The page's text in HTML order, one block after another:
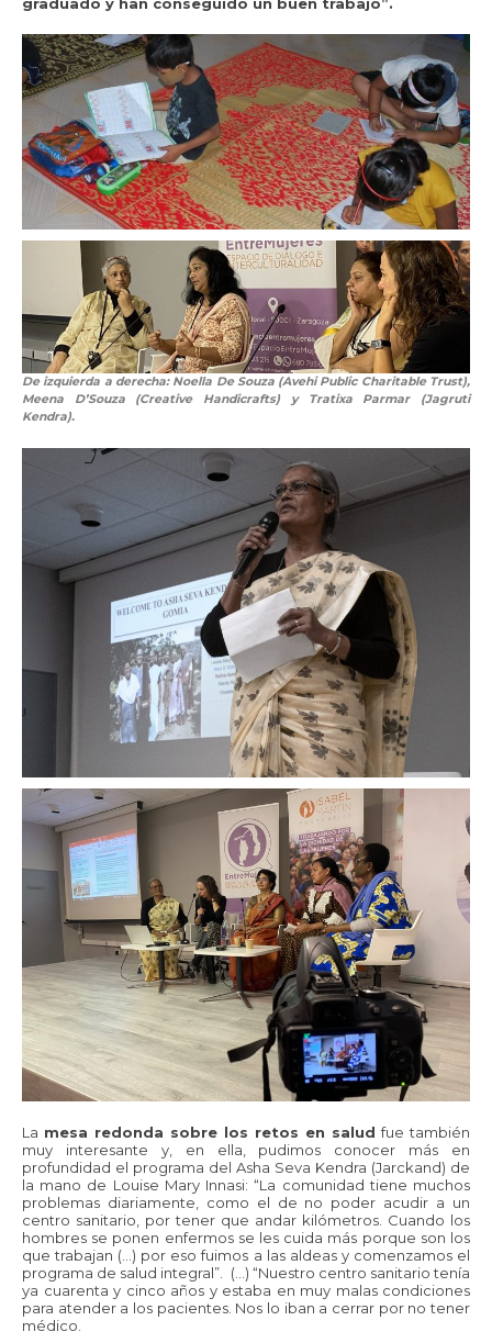
De izquierda a derecha: Noella De Souza (Avehi Public Charitable Trust),
Meena D’Souza (Creative Handicrafts) y Tratixa Parmar (Jagruti
Kendra).
La mesa redonda sobre los retos en salud fue también
muy interesante y, en ella, pudimos conocer más en
profundidad el programa del Asha Seva Kendra (Jarckand) de
la mano de Louise Mary Innasi: “La comunidad tiene muchos
problemas diariamente, como el de no poder acudir a un
centro sanitario, por tener que andar kilómetros. Cuando los
hombres se ponen enfermos se les cuida más porque son los
que trabajan (…) por eso fuimos a las aldeas y comenzamos el
programa de salud integral”. (…) “Nuestro centro sanitario tenía
ya cuarenta y cinco años y estaba en muy malas condiciones
para atender a los pacientes. Nos lo iban a cerrar por no tener
médico.